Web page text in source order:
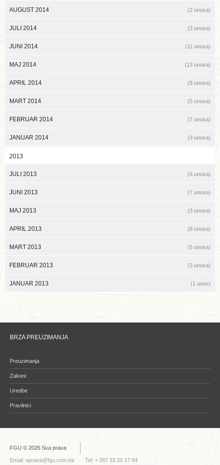
AUGUST 2014 (2 unosa)
JULI 2014 (3 unosa)
JUNI 2014 (11 unosa)
MAJ 2014 (13 unosa)
APRIL 2014 (9 unosa)
MART 2014 (5 unosa)
FEBRUAR 2014 (7 unosa)
JANUAR 2014 (3 unosa)
2013
JULI 2013 (6 unosa)
JUNI 2013 (7 unosa)
MAJ 2013 (3 unosa)
APRIL 2013 (8 unosa)
MART 2013 (5 unosa)
FEBRUAR 2013 (3 unosa)
JANUAR 2013 (1 unos)
BRZA PREUZIMANJA
Preuzimanja
Zakoni
Uredbe
Pravilnici
FGU © 2026 Sva prava
Email: uprava@fgu.com.ba Tel: + 387 33 20 17 84